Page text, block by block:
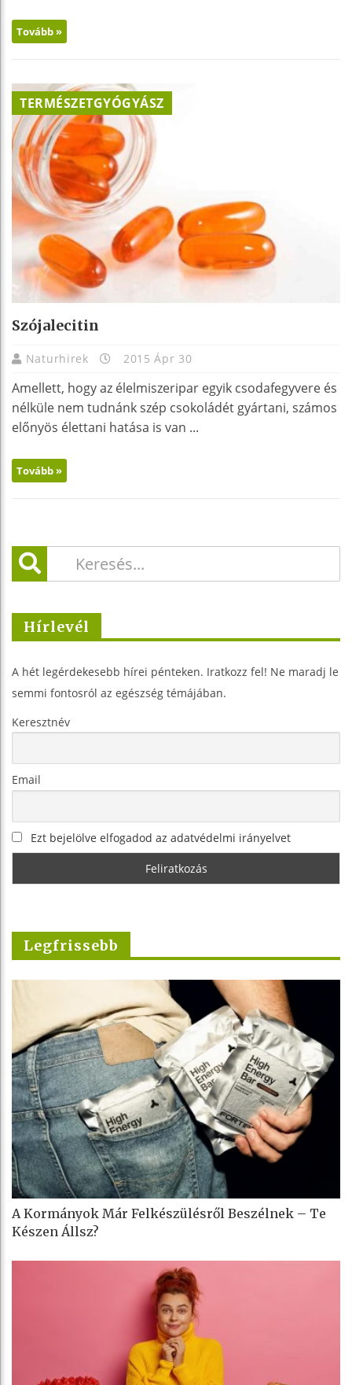
Tovább »
TERMÉSZETGYÓGYÁSZ
Szójalecitin
Naturhirek 2015 Ápr 30
Amellett, hogy az élelmiszeripar egyik csodafegyvere és
nélküle nem tudnánk szép csokoládét gyártani, számos
előnyös élettani hatása is van ...
Tovább »
Hírlevél
A hét legérdekesebb hírei pénteken. Iratkozz fel! Ne maradj le
semmi fontosról az egészség témájában.
Keresztnév
Email
Ezt bejelölve elfogadod az adatvédelmi irányelvet
Legfrissebb
A Kormányok Már Felkészülésről Beszélnek – Te
Készen Állsz?